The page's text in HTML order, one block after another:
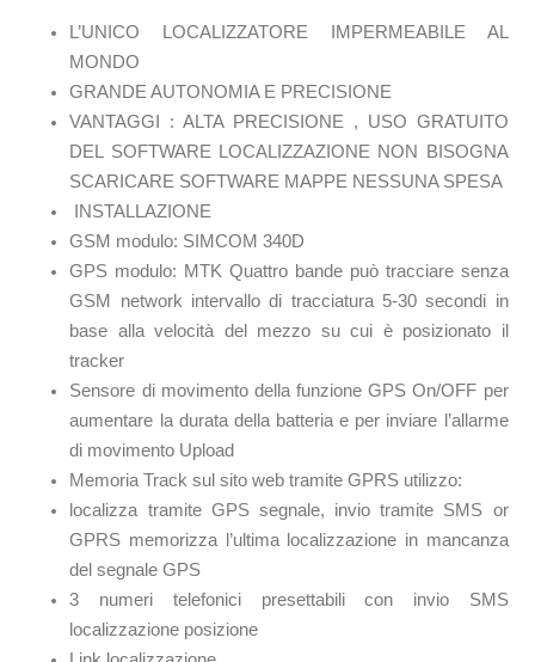
L’UNICO LOCALIZZATORE IMPERMEABILE AL
MONDO
GRANDE AUTONOMIA E PRECISIONE
VANTAGGI : ALTA PRECISIONE , USO GRATUITO
DEL SOFTWARE LOCALIZZAZIONE NON BISOGNA
SCARICARE SOFTWARE MAPPE NESSUNA SPESA
INSTALLAZIONE
GSM modulo: SIMCOM 340D
GPS modulo: MTK Quattro bande può tracciare senza
GSM network intervallo di tracciatura 5-30 secondi in
base alla velocità del mezzo su cui è posizionato il
tracker
Sensore di movimento della funzione GPS On/OFF per
aumentare la durata della batteria e per inviare l’allarme
di movimento Upload
Memoria Track sul sito web tramite GPRS utilizzo:
localizza tramite GPS segnale, invio tramite SMS or
GPRS memorizza l’ultima localizzazione in mancanza
del segnale GPS
3 numeri telefonici presettabili con invio SMS
localizzazione posizione